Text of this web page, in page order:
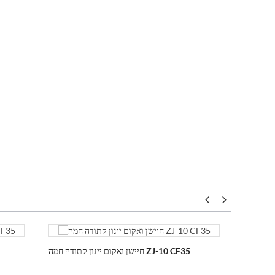
חיישן ואקום יינון קתודה חמה ZJ-10 CF35